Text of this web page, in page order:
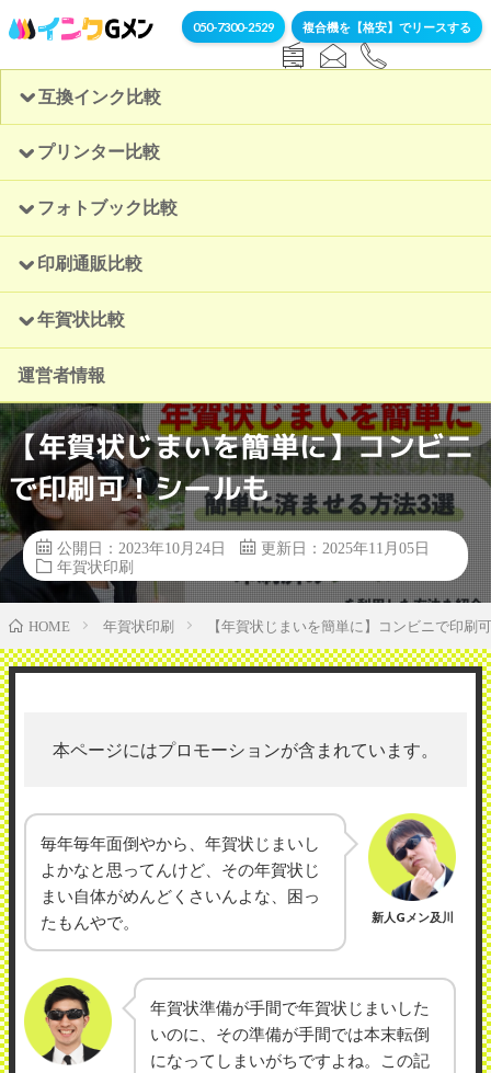
050-7300-2529 複合機を【格安】でリースする
互換インク比較
プリンター比較
フォトブック比較
印刷通販比較
年賀状比較
運営者情報
【年賀状じまいを簡単に】コンビニ
で印刷可！シールも
公開日：2023年10月24日
更新日：2025年11月05日
年賀状印刷
HOME 年賀状印刷 【年賀状じまいを簡単に】コンビニで印刷
本ページにはプロモーションが含まれています。
毎年毎年面倒やから、年賀状じまいし
よかなと思ってんけど、その年賀状じ
まい自体がめんどくさいんよな、困っ
たもんやで。
新人Gメン及川
年賀状準備が手間で年賀状じまいした
いのに、その準備が手間では本末転倒
になってしまいがちですよね。この記